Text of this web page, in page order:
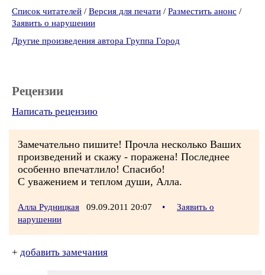
Список читателей / Версия для печати / Разместить анонс /
Заявить о нарушении
Другие произведения автора Группа Город
Рецензии
Написать рецензию
Замечательно пишите! Прочла несколько Ваших
произведений и скажу - поражена! Последнее
особенно впечатлило! Спасибо!
С уважением и теплом души, Алла.
Алла Рудницкая 09.09.2011 20:07 •
Заявить о
нарушении
+ добавить замечания